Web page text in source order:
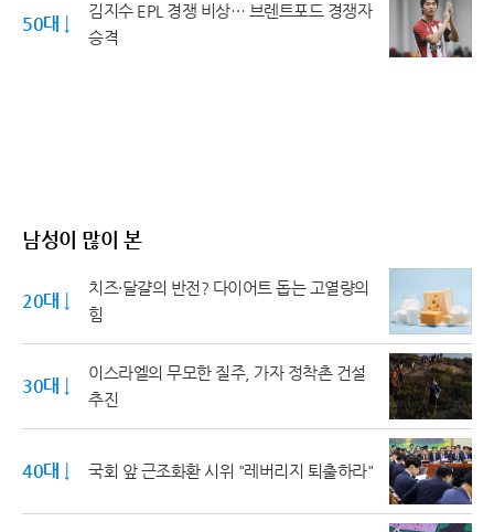
50대 ↓
김지수 EPL 경쟁 비상… 브렌트포드 경쟁자
승격
남성이 많이 본
20대 ↓
치즈·달걀의 반전? 다이어트 돕는 고열량의
힘
30대 ↓
이스라엘의 무모한 질주, 가자 정착촌 건설
추진
40대 ↓ 국회 앞 근조화환 시위 "레버리지 퇴출하라"